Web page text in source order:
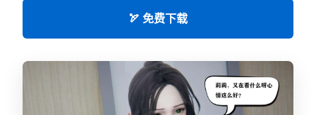
🏹 免费下载